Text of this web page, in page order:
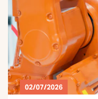
02/07/2026